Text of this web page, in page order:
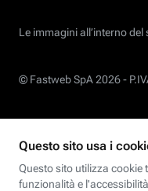
Le immagini all’interno
© Fastweb SpA 2026 -